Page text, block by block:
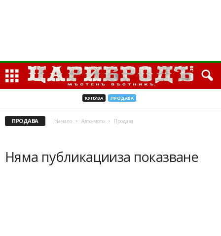
КУПУВА ПРОДАВА
ПРОДАВА Начало Авто-мото Продава
Няма публикацииза показване